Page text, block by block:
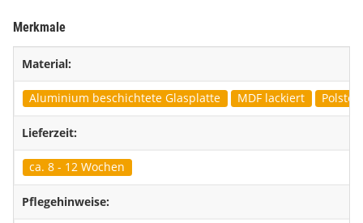
Merkmale
Material:
Aluminium beschichtete Glasplatte MDF lackiert Polster
Lieferzeit:
ca. 8 - 12 Wochen
Pflegehinweise: